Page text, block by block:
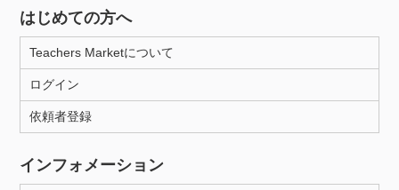
はじめての方へ
Teachers Marketについて
ログイン
依頼者登録
インフォメーション